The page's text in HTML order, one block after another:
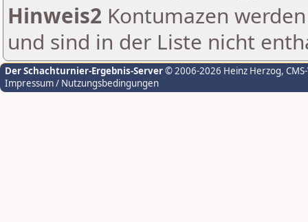
Hinweis2 Kontumazen
und sind in der Liste nicht
Der Schachturnier-Ergebnis-Server© 2006-2026 Heinz Herzog,
Impressum / Nutzungsbedingungen